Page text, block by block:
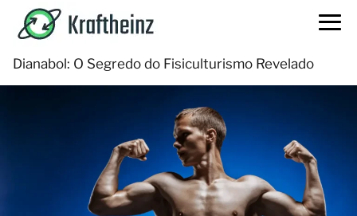
Dianabol: O Segredo do Fisiculturismo Revelado